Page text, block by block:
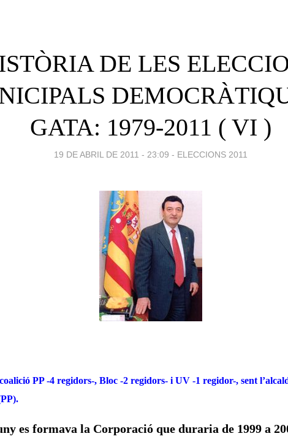
DE LES
GATA: 1979-2011 ( VI )
19 DE ABRIL DE 2011 - 23:09 - ELECCIONS 2011
PP -4 regidors-, Bloc -2 regidors- i UV -1 regidor-, sent
es formava la Corporació que duraria de 1999 a